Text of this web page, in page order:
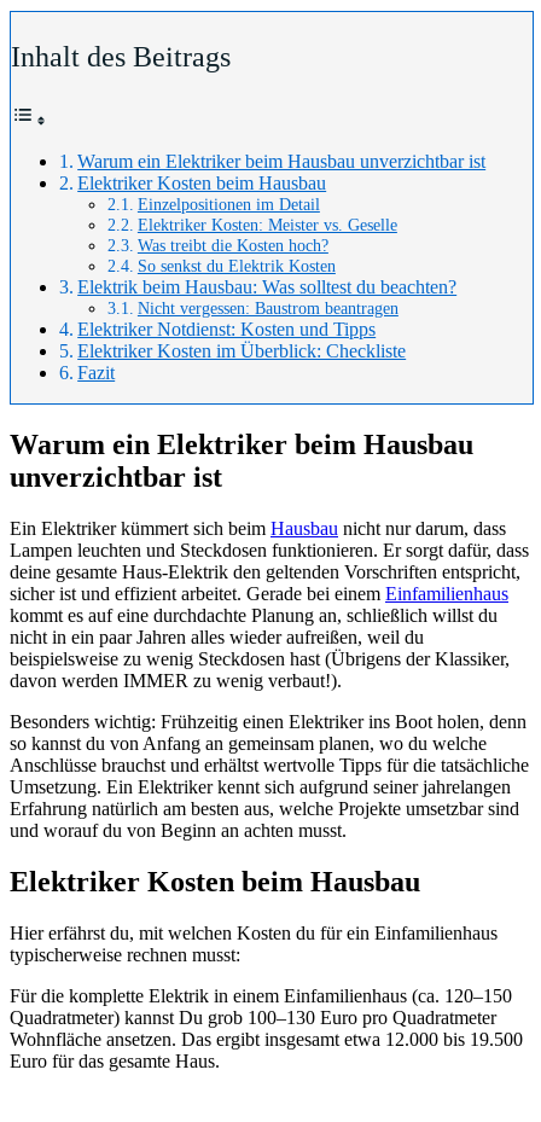
Inhalt des Beitrags
Warum ein Elektriker beim Hausbau unverzichtbar ist
Elektriker Kosten beim Hausbau
Einzelpositionen im Detail
Elektriker Kosten: Meister vs. Geselle
Was treibt die Kosten hoch?
So senkst du Elektrik Kosten
Elektrik beim Hausbau: Was solltest du beachten?
Nicht vergessen: Baustrom beantragen
Elektriker Notdienst: Kosten und Tipps
Elektriker Kosten im Überblick: Checkliste
Fazit
Warum ein Elektriker beim Hausbau
unverzichtbar ist
Ein Elektriker kümmert sich beim Hausbau nicht nur darum, dass
Lampen leuchten und Steckdosen funktionieren. Er sorgt dafür, dass
deine gesamte Haus-Elektrik den geltenden Vorschriften entspricht,
sicher ist und effizient arbeitet. Gerade bei einem Einfamilienhaus
kommt es auf eine durchdachte Planung an, schließlich willst du
nicht in ein paar Jahren alles wieder aufreißen, weil du
beispielsweise zu wenig Steckdosen hast (Übrigens der Klassiker,
davon werden IMMER zu wenig verbaut!).
Besonders wichtig: Frühzeitig einen Elektriker ins Boot holen, denn
so kannst du von Anfang an gemeinsam planen, wo du welche
Anschlüsse brauchst und erhältst wertvolle Tipps für die tatsächliche
Umsetzung. Ein Elektriker kennt sich aufgrund seiner jahrelangen
Erfahrung natürlich am besten aus, welche Projekte umsetzbar sind
und worauf du von Beginn an achten musst.
Elektriker Kosten beim Hausbau
Hier erfährst du, mit welchen Kosten du für ein Einfamilienhaus
typischerweise rechnen musst:
Für die komplette Elektrik in einem Einfamilienhaus (ca. 120–150
Quadratmeter) kannst Du grob 100–130 Euro pro Quadratmeter
Wohnfläche ansetzen. Das ergibt insgesamt etwa 12.000 bis 19.500
Euro für das gesamte Haus.